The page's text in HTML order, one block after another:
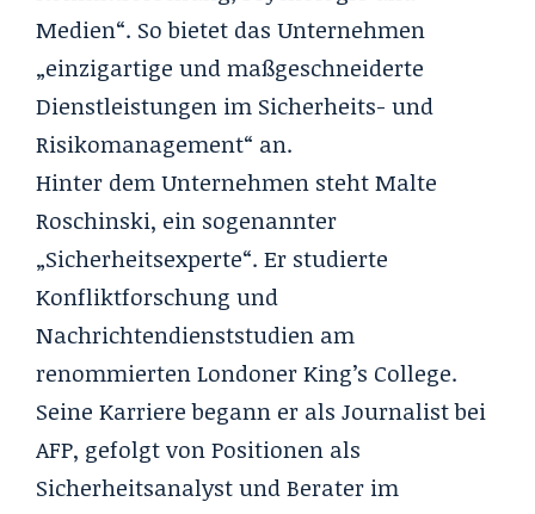
Medien“. So bietet das Unternehmen
„einzigartige und maßgeschneiderte
Dienstleistungen im Sicherheits- und
Risikomanagement“ an.
Hinter dem Unternehmen steht Malte
Roschinski, ein sogenannter
„Sicherheitsexperte“. Er studierte
Konfliktforschung und
Nachrichtendienststudien am
renommierten Londoner King’s College.
Seine Karriere begann er als Journalist bei
AFP, gefolgt von Positionen als
Sicherheitsanalyst und Berater im